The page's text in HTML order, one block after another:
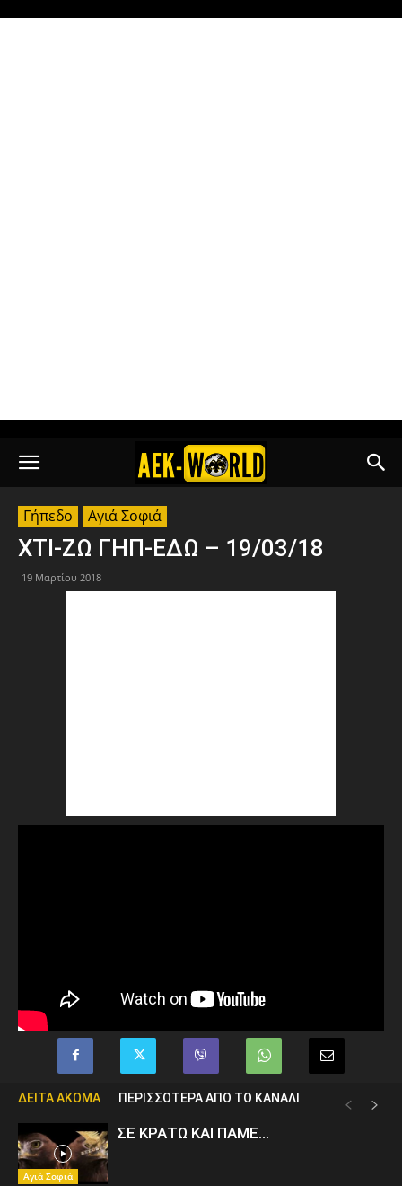
Γήπεδο Αγιά Σοφιά
ΧΤΙ-ΖΩ ΓΗΠ-ΕΔΩ – 19/03/18
19 Μαρτίου 2018
ΔΕΙΤΑ ΑΚΟΜΑ ΠΕΡΙΣΣΟΤΕΡΑ ΑΠΟ ΤΟ ΚΑΝΑΛΙ
Αγιά Σοφιά
ΣΕ ΚΡΑΤΩ ΚΑΙ ΠΑΜΕ…